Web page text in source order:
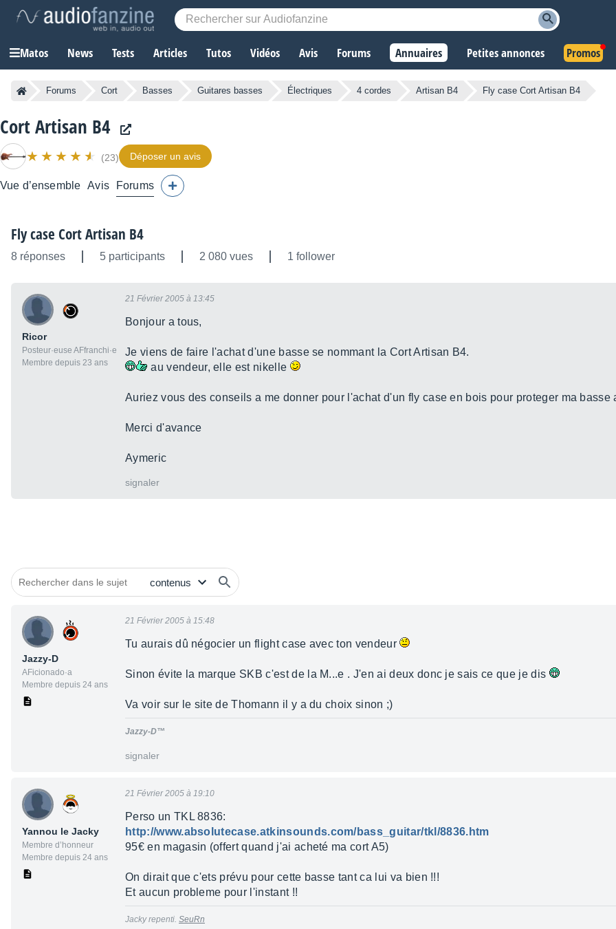
Matos News Tests Articles Tutos Vidéos Avis Forums Annuaires Petites annonces Promos
Forums Cort Basses Guitares basses Électriques 4 cordes Artisan B4 Fly case Cort Artisan B4
Cort Artisan B4
(23) Déposer un avis
Vue d’ensemble Avis Forums
Fly case Cort Artisan B4
8 réponses 5 participants 2 080 vues 1 follower
Ricor
Posteur·euse AFfranchi·e
Membre depuis 23 ans
21 Février 2005 à 13:45
Bonjour a tous,
Je viens de faire l'achat d'une basse se nommant la Cort Artisan B4.
au vendeur, elle est nikelle
Auriez vous des conseils a me donner pour l'achat d'un fly case en bois pour proteger ma basse
Merci d'avance
Aymeric
signaler
Jazzy-D
AFicionado·a
Membre depuis 24 ans
21 Février 2005 à 15:48
Tu aurais dû négocier un flight case avec ton vendeur
Sinon évite la marque SKB c'est de la M...e . J'en ai deux donc je sais ce que je dis
Va voir sur le site de Thomann il y a du choix sinon ;)
Jazzy-D™
signaler
Yannou le Jacky
Membre d’honneur
Membre depuis 24 ans
21 Février 2005 à 19:10
Perso un TKL 8836:
http://www.absolutecase.atkinsounds.com/bass_guitar/tkl/8836.htm
95€ en magasin (offert quand j'ai acheté ma cort A5)
On dirait que c'ets prévu pour cette basse tant ca lui va bien !!!
Et aucun probleme pour l'instant !!
Jacky repenti. SeuRn